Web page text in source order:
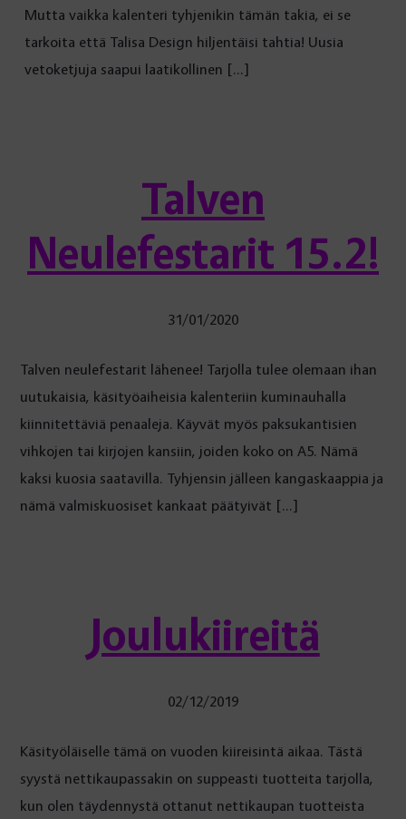
Mutta vaikka kalenteri tyhjenikin tämän takia, ei se
tarkoita että Talisa Design hiljentäisi tahtia! Uusia
vetoketjuja saapui laatikollinen […]
Talven
Neulefestarit 15.2!
31/01/2020
Talven neulefestarit lähenee! Tarjolla tulee olemaan ihan
uutukaisia, käsityöaiheisia kalenteriin kuminauhalla
kiinnitettäviä penaaleja. Käyvät myös paksukantisien
vihkojen tai kirjojen kansiin, joiden koko on A5. Nämä
kaksi kuosia saatavilla. Tyhjensin jälleen kangaskaappia ja
nämä valmiskuosiset kankaat päätyivät […]
Joulukiireitä
02/12/2019
Käsityöläiselle tämä on vuoden kiireisintä aikaa. Tästä
syystä nettikaupassakin on suppeasti tuotteita tarjolla,
kun olen täydennystä ottanut nettikaupan tuotteista